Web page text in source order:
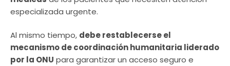
especializada urgente.
Al mismo tiempo, debe restablecerse el
mecanismo de coordinación humanitaria liderado
por la ONU para garantizar un acceso seguro e